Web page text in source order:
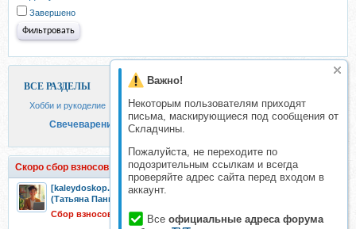
Важно!
Некоторым пользователям приходят
письма, маскирующиеся под сообщения от
Складчины.
Пожалуйста, не переходите по
подозрительным ссылкам и всегда
проверяйте адрес сайта перед входом в
аккаунт.
Все официальные адреса форума
Завершено
ВСЕ РАЗДЕЛЫ
Хобби и рукоделие
Свечеварение
Скоро сбор взносов
[kaleydoskop.candle] Онлайн курс свечи фрукты,овощи,ягоды
(Татьяна Панюта)
Сбор взносов 28 июн 2026